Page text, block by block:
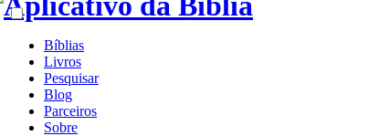
Bíblias
Livros
Pesquisar
Blog
Parceiros
Sobre